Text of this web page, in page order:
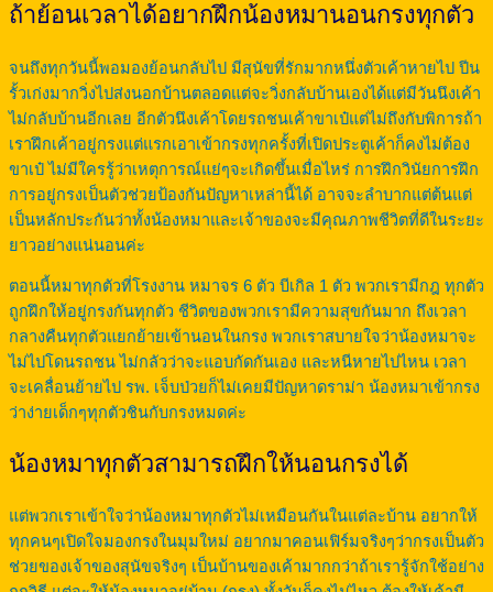
ถ้าย้อนเวลาได้อยากฝึกน้องหมานอนกรงทุกตัว
จนถึงทุกวันนี้พอมองย้อนกลับไป มีสุนัขที่รักมากหนึ่งตัวเค้าหายไป ปีน
รั้วเก่งมากวิ่งไปส่งนอกบ้านตลอดแต่จะวิ่งกลับบ้านเองได้แต่มีวันนึงเค้า
ไม่กลับบ้านอีกเลย อีกตัวนึงเค้าโดยรถชนเค้าขาเป๋แต่ไม่ถึงกับพิการถ้า
เราฝึกเค้าอยู่กรงแต่แรกเอาเข้ากรงทุกครั้งที่เปิดประตูเค้าก็คงไม่ต้อง
ขาเป๋ ไม่มีใครรู้ว่าเหตุการณ์แย่ๆจะเกิดขึ้นเมื่อไหร่ การฝึกวินัยการฝึก
การอยู่กรงเป็นตัวช่วยป้องกันปัญหาเหล่านี้ได้ อาจจะลำบากแต่ต้นแต่
เป็นหลักประกันว่าทั้งน้องหมาและเจ้าของจะมีคุณภาพชีวิตที่ดีในระยะ
ยาวอย่างแน่นอนค่ะ
ตอนนี้หมาทุกตัวที่โรงงาน หมาจร 6 ตัว บีเกิล 1 ตัว พวกเรามีกฎ ทุกตัว
ถูกฝึกให้อยู่กรงกันทุกตัว ชีวิตของพวกเรามีความสุขกันมาก ถึงเวลา
กลางคืนทุกตัวแยกย้ายเข้านอนในกรง พวกเราสบายใจว่าน้องหมาจะ
ไม่ไปโดนรถชน ไม่กลัวว่าจะแอบกัดกันเอง และหนีหายไปไหน เวลา
จะเคลื่อนย้ายไป รพ. เจ็บป่วยก็ไม่เคยมีปัญหาดราม่า น้องหมาเข้ากรง
ว่าง่ายเด็กๆทุกตัวชินกับกรงหมดค่ะ
น้องหมาทุกตัวสามารถฝึกให้นอนกรงได้
แต่พวกเราเข้าใจว่าน้องหมาทุกตัวไม่เหมือนกันในแต่ละบ้าน อยากให้
ทุกคนๆเปิดใจมองกรงในมุมใหม่ อยากมาคอนเฟิร์มจริงๆว่ากรงเป็นตัว
ช่วยของเจ้าของสุนัขจริงๆ เป็นบ้านของเค้ามากกว่าถ้าเรารู้จักใช้อย่าง